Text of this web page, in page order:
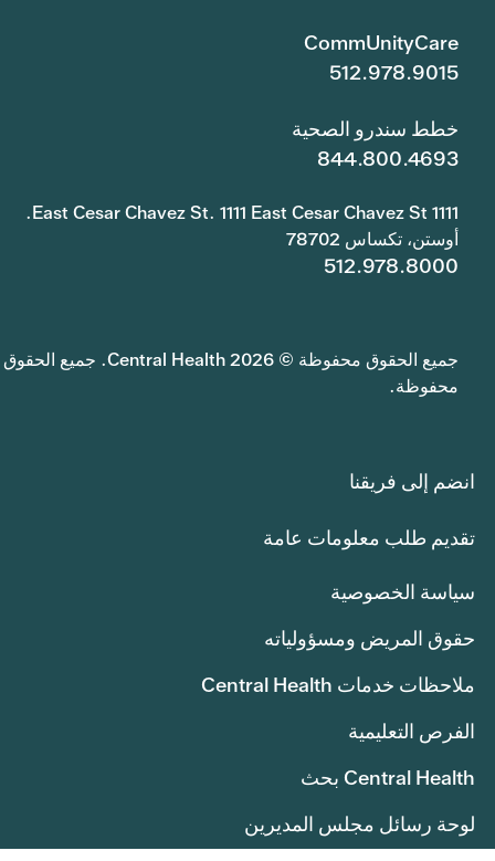
CommUnityCare
512.978.9015
خطط سندرو الصحية
844.800.4693
1111 East Cesar Chavez St. 1111 East Cesar Chavez St.
أوستن، تكساس 78702
512.978.8000
جميع الحقوق محفوظة © 2026 Central Health. جميع الحقوق
محفوظة.
انضم إلى فريقنا
تقديم طلب معلومات عامة
سياسة الخصوصية
حقوق المريض ومسؤولياته
ملاحظات خدمات Central Health
الفرص التعليمية
Central Health بحث
لوحة رسائل مجلس المديرين